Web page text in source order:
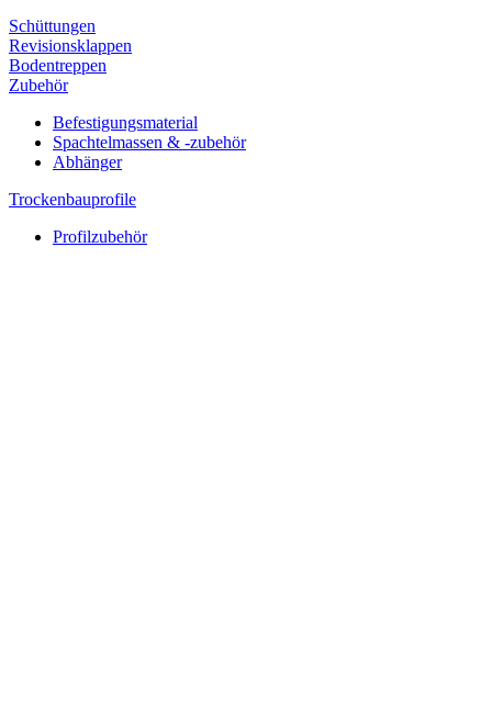
Schüttungen
Revisionsklappen
Bodentreppen
Zubehör
Befestigungsmaterial
Spachtelmassen & -zubehör
Abhänger
Trockenbauprofile
Profilzubehör